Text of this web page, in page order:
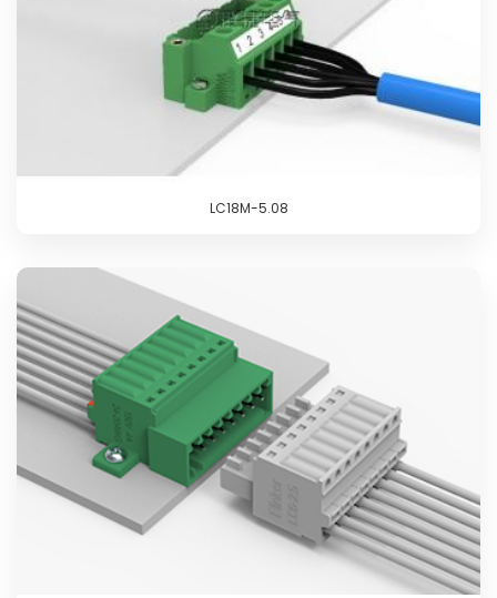
LC18M-5.08